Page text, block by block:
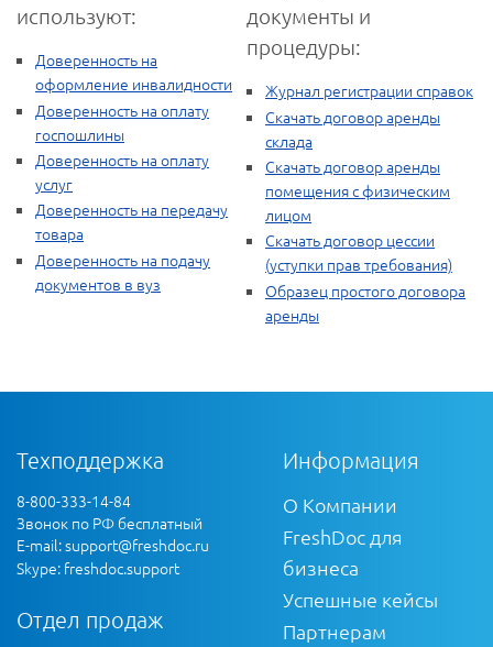
используют:
Доверенность на
оформление инвалидности
Доверенность на оплату
госпошлины
Доверенность на оплату
услуг
Доверенность на передачу
товара
Доверенность на подачу
документов в вуз
документы и
процедуры:
Журнал регистрации справок
Скачать договор аренды
склада
Скачать договор аренды
помещения с физическим
лицом
Скачать договор цессии
(уступки прав требования)
Образец простого договора
аренды
Техподдержка
8-800-333-14-84
Звонок по РФ бесплатный
E-mail:support@freshdoc.ru
Skype: freshdoc.support
Отдел продаж
Информация
О Компании
FreshDoc для
бизнеса
Успешные кейсы
Партнерам